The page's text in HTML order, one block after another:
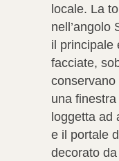
locale. La
nell’angolo
il principale
facciate,
una
loggetta ad
e il portale
decorato